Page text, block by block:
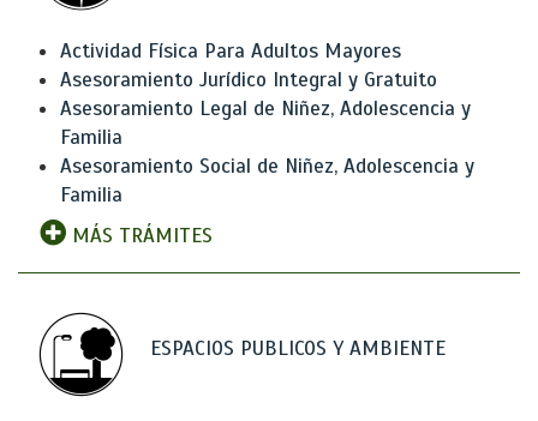
Actividad Física Para Adultos Mayores
Asesoramiento Jurídico Integral y Gratuito
Asesoramiento Legal de Niñez, Adolescencia y
Familia
Asesoramiento Social de Niñez, Adolescencia y
Familia
MÁS TRÁMITES
ESPACIOS PUBLICOS Y AMBIENTE